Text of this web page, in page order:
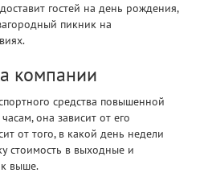
гостей на день рождения,
пикник на
компании
средства повышенной
она зависит от его
от того, в какой день недели
стоимость в выходные и
выше.